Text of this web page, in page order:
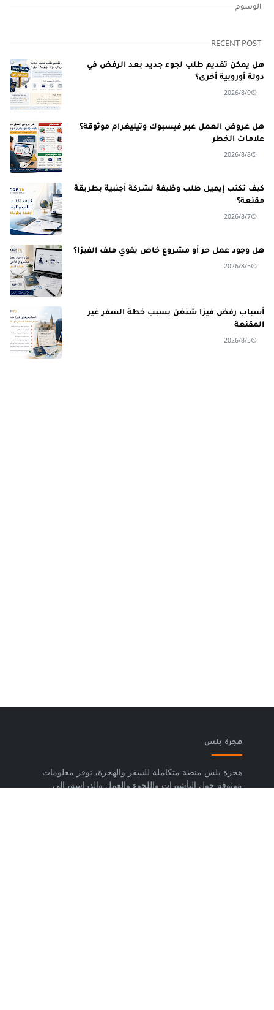
الوسوم
RECENT POST
هل يمكن تقديم طلب لجوء جديد بعد الرفض في
دولة أوروبية أخرى؟
2026/8/9
هل عروض العمل عبر فيسبوك وتيليغرام موثوقة؟
علامات الخطر
2026/8/8
كيف تكتب إيميل طلب وظيفة لشركة أجنبية بطريقة
مقنعة؟
2026/8/7
هل وجود عمل حر أو مشروع خاص يقوي ملف الفيزا؟
2026/8/5
أسباب رفض فيزا شنغن بسبب خطة السفر غير
المقنعة
2026/8/5
هجرة بلس
هجرة بلس منصة متكاملة للسفر والهجرة، توفر معلومات
موثوقة حول التأشيرات واللجوء والعمل والدراسة، إلى